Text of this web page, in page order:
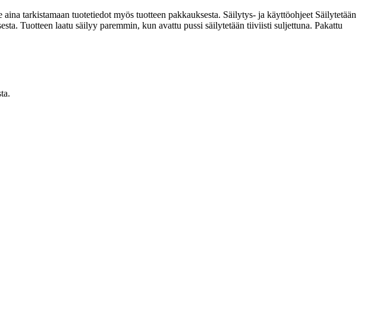
tarkistamaan tuotetiedot myös tuotteen pakkauksesta. Säilytys- ja käyttöohjeet Säilytetään
Tuotteen laatu säilyy paremmin, kun avattu pussi säilytetään tiiviisti suljettuna. Pakattu